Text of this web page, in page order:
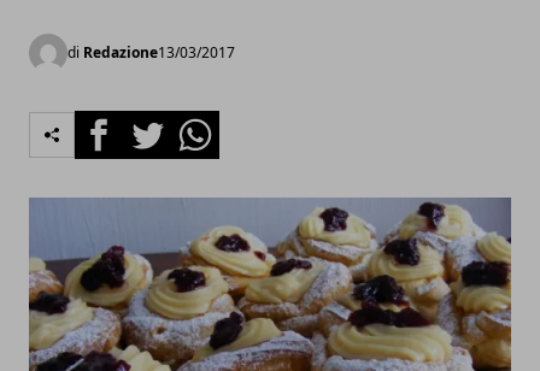
di Redazione13/03/2017
FacebookTwitterWhatsapp